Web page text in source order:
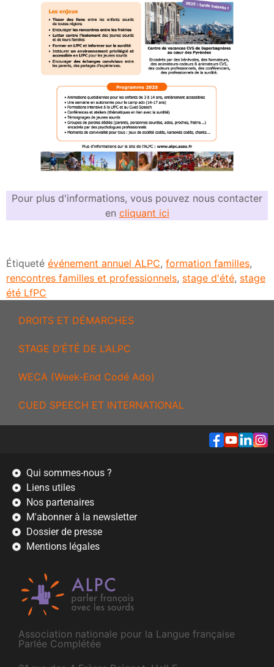
Pour plus d'informations, vous pouvez nous contacter
en cliquant ici
Étiqueté événement annuel ALPC, formation familles,
rencontres familles et professionnels, stage d'été, stage
été LfPC
DROITS ET DÉMARCHES
STAGE D’ÉTÉ DE L’ALPC
WECA (Week-End Codé Ado)
CUED SPEECH ET INTERNATIONAL
Association nationale pour la Langue française
Parlée Complétée
Qui sommes-nous ?
Liens utiles
Nos partenaires
M'abonner à la newsletter
Dossier de presse
Mentions légales